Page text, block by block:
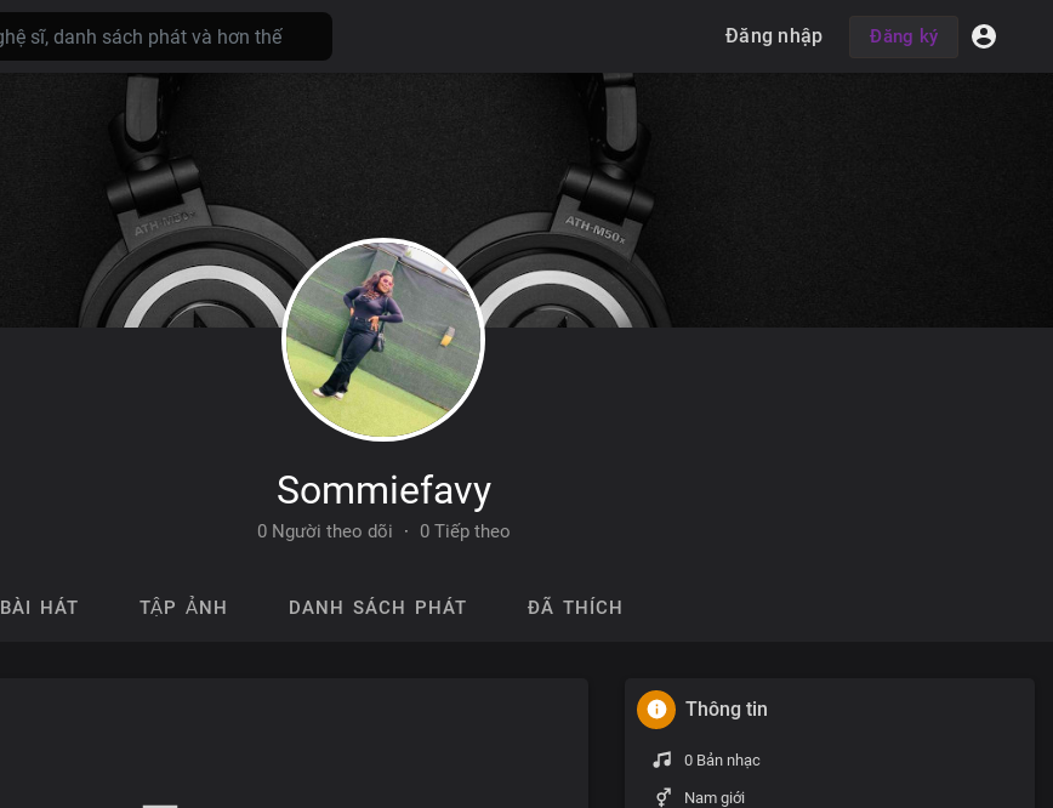
Đăng nhập Đăng ký
Sommiefavy
0 Người theo dõi · 0 Tiếp theo
BÀI HÁT TẬP ẢNH DANH SÁCH PHÁT ĐÃ THÍCH
Thông tin
0 Bản nhạc
Nam giới